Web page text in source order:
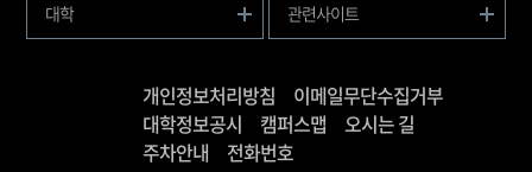
대학 관련사이트
개인정보처리방침
이메일무단수집거부
대학정보공시
캠퍼스맵
오시는 길
주차안내
전화번호